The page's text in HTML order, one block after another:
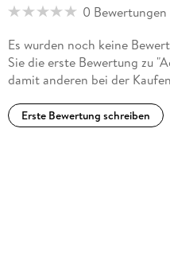
0 Bewertungen
Es wurden noch keine
Sie die erste Bewertung zu
damit anderen bei der
Erste Bewertung schreiben